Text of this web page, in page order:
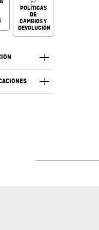
POLÍTICAS
DE
CAMBIOS Y
DEVOLUCIÓN